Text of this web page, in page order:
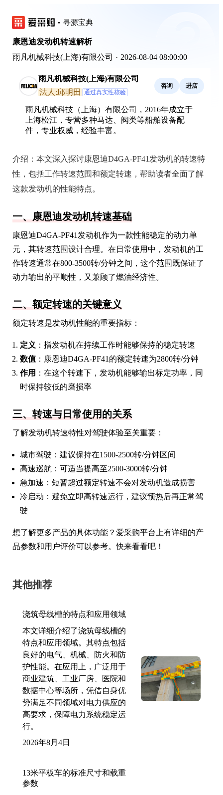
寻源宝典
康恩迪发动机转速解析
雨凡机械科技(上海)有限公司 · 2026-08-04 08:00:00
雨凡机械科技(上海)有限公司
法人:邱明田
通过真实性核验
咨询 进店
雨凡机械科技（上海）有限公司，2016年成立于
上海松江，专营多种马达、阀类等船舶设备配
件，专业权威，经验丰富。
介绍： 本文深入探讨康恩迪D4GA-PF41发动机的转速特
性，包括工作转速范围和额定转速，帮助读者全面了解
这款发动机的性能特点。
一、康恩迪发动机转速基础
康恩迪D4GA-PF41发动机作为一款性能稳定的动力单
元，其转速范围设计合理。在日常使用中，发动机的工
作转速通常在800-3500转/分钟之间，这个范围既保证了
动力输出的平顺性，又兼顾了燃油经济性。
二、额定转速的关键意义
额定转速是发动机性能的重要指标：
定义 ：指发动机在持续工作时能够保持的稳定转速
数值 ：康恩迪D4GA-PF41的额定转速为2800转/分钟
作用 ：在这个转速下，发动机能够输出标定功率，同
时保持较低的磨损率
三、转速与日常使用的关系
了解发动机转速特性对驾驶体验至关重要：
城市驾驶：建议保持在1500-2500转/分钟区间
高速巡航：可适当提高至2500-3000转/分钟
急加速：短暂超过额定转速不会对发动机造成损害
冷启动：避免立即高转速运行，建议预热后再正常驾
驶
想了解更多产品的具体功能？爱采购平台上有详细的产
品参数和用户评价可以参考。快来看看吧！
其他推荐
浇筑母线槽的特点和应用领域
本文详细介绍了浇筑母线槽的
特点和应用领域。其特点包括
良好的电气、机械、防火和防
护性能。在应用上，广泛用于
商业建筑、工业厂房、医院和
数据中心等场所，凭借自身优
势满足不同领域对电力供应的
高要求，保障电力系统稳定运
行。
2026年8月4日
13米平板车的标准尺寸和载重
参数